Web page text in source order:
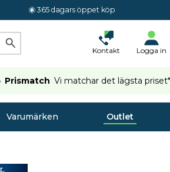
365 dagars öppet köp
Kontakt Logga in
Prismatch Vi matchar det lägsta priset*
Varumärken Outlet